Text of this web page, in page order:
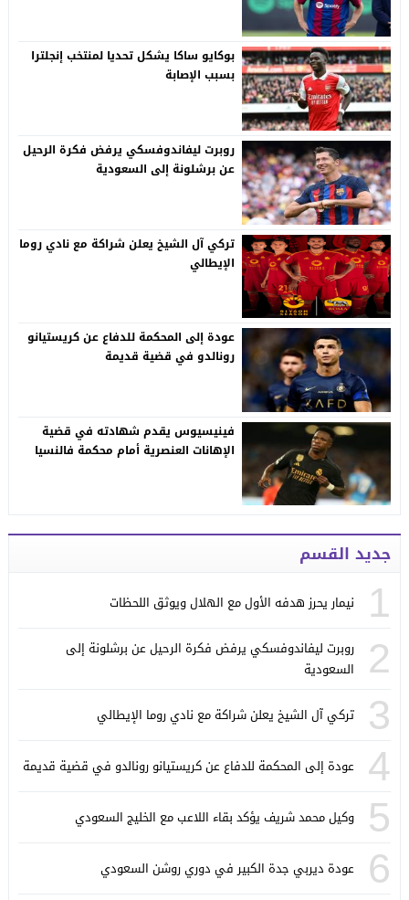
بوكايو ساكا يشكل تحديا لمنتخب إنجلترا
بسبب الإصابة
روبرت ليفاندوفسكي يرفض فكرة الرحيل
عن برشلونة إلى السعودية
تركي آل الشيخ يعلن شراكة مع نادي روما
الإيطالي
عودة إلى المحكمة للدفاع عن كريستيانو
رونالدو في قضية قديمة
فينيسيوس يقدم شهادته في قضية
الإهانات العنصرية أمام محكمة فالنسيا
جديد القسم
1 نيمار يحرز هدفه الأول مع الهلال ويوثق اللحظات
2
روبرت ليفاندوفسكي يرفض فكرة الرحيل عن برشلونة إلى
السعودية
3 تركي آل الشيخ يعلن شراكة مع نادي روما الإيطالي
4 عودة إلى المحكمة للدفاع عن كريستيانو رونالدو في قضية قديمة
5 وكيل محمد شريف يؤكد بقاء اللاعب مع الخليج السعودي
6 عودة ديربي جدة الكبير في دوري روشن السعودي